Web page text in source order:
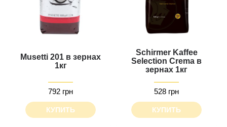
Musetti 201 в зернах
1кг
792 грн
КУПИТЬ
Schirmer Kaffee
Selection Crema в
зернах 1кг
528 грн
КУПИТЬ